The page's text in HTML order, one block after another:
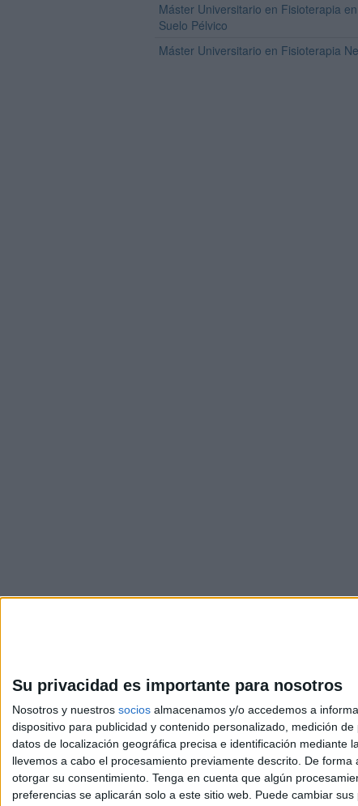
Su privacidad es importante para nosotros
Nosotros y nuestros socios almacenamos y/o accedemos a
dispositivo para publicidad y contenido personalizado, medición
datos de localización geográfica precisa e identificación
llevemos a cabo el procesamiento previamente descrito. De
otorgar su consentimiento. Tenga en cuenta que algún
preferencias se aplicarán solo a este sitio web. Puede cambiar
Máster Universitario en Fisioterapia
Suelo Pélvico
Máster Universitario en Fisioterapia
© 2003-2026